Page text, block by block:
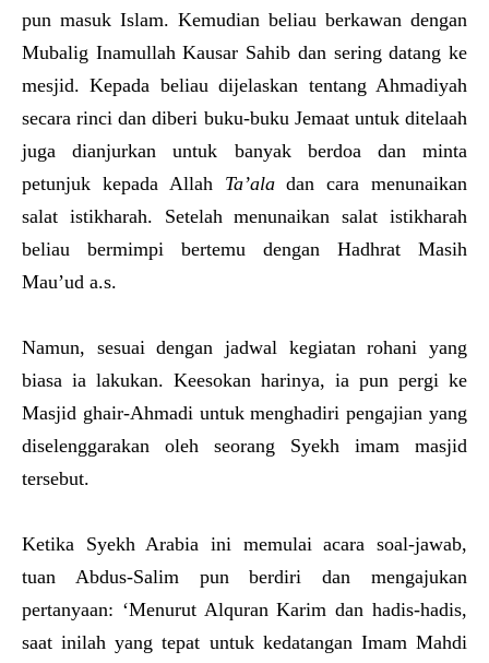
pun masuk Islam. Kemudian beliau berkawan dengan
Mubalig Inamullah Kausar Sahib dan sering datang ke
mesjid. Kepada beliau dijelaskan tentang Ahmadiyah
secara rinci dan diberi buku-buku Jemaat untuk ditelaah
juga dianjurkan untuk banyak berdoa dan minta
petunjuk kepada Allah Ta’aladan cara menunaikan
salat istikharah. Setelah menunaikan salat istikharah
beliau bermimpi bertemu dengan Hadhrat Masih
Mau’ud a.s.
Namun, sesuai dengan jadwal kegiatan rohani yang
biasa ia lakukan. Keesokan harinya, ia pun pergi ke
Masjid ghair-Ahmadi untuk menghadiri pengajian yang
diselenggarakan oleh seorang Syekh imam masjid
tersebut.
Ketika Syekh Arabia ini memulai acara soal-jawab,
tuan Abdus-Salim pun berdiri dan mengajukan
pertanyaan: ‘Menurut Alquran Karim dan hadis-hadis,
saat inilah yang tepat untuk kedatangan Imam Mahdi